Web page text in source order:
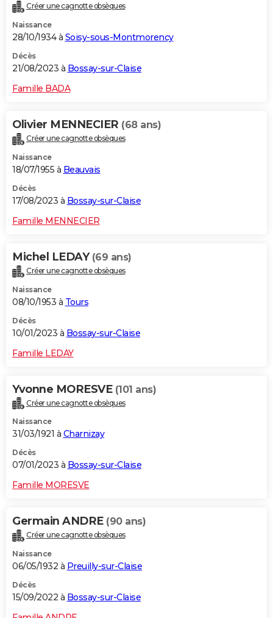
Créer une cagnotte obsèques
Naissance
28/10/1934 à Soisy-sous-Montmorency
Décès
21/08/2023 à Bossay-sur-Claise
Famille BADA
Olivier MENNECIER (68 ans)
Créer une cagnotte obsèques
Naissance
18/07/1955 à Beauvais
Décès
17/08/2023 à Bossay-sur-Claise
Famille MENNECIER
Michel LEDAY (69 ans)
Créer une cagnotte obsèques
Naissance
08/10/1953 à Tours
Décès
10/01/2023 à Bossay-sur-Claise
Famille LEDAY
Yvonne MORESVE (101 ans)
Créer une cagnotte obsèques
Naissance
31/03/1921 à Charnizay
Décès
07/01/2023 à Bossay-sur-Claise
Famille MORESVE
Germain ANDRE (90 ans)
Créer une cagnotte obsèques
Naissance
06/05/1932 à Preuilly-sur-Claise
Décès
15/09/2022 à Bossay-sur-Claise